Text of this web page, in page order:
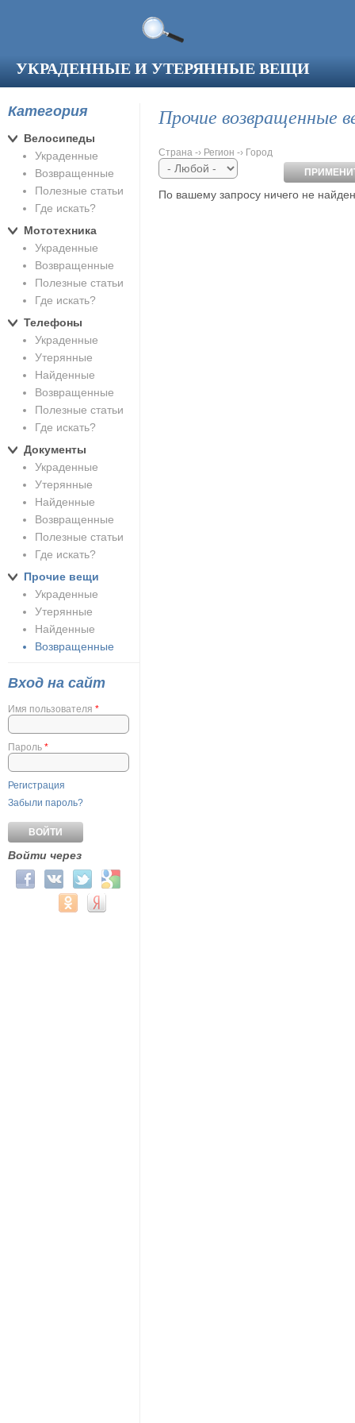
УКРАДЕННЫЕ И УТЕРЯННЫЕ ВЕЩИ
Прочие возвращенные
Страна -› Регион -› Город
По вашему запросу ничего не
Категория
Велосипеды
Украденные
Возвращенные
Полезные статьи
Где искать?
Мототехника
Украденные
Возвращенные
Полезные статьи
Где искать?
Телефоны
Украденные
Утерянные
Найденные
Возвращенные
Полезные статьи
Где искать?
Документы
Украденные
Утерянные
Найденные
Возвращенные
Полезные статьи
Где искать?
Прочие вещи
Украденные
Утерянные
Найденные
Возвращенные
Вход на сайт
Имя пользователя *
Пароль *
Регистрация
Забыли пароль?
Войти через
Login with Facebook
Login with ВКонтакте
Login with Twitter
Login with Google
Login with Mail.ru
Login with Одноклассники
Login with Яндекс